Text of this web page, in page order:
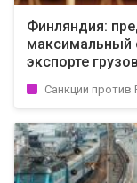
Финляндия:
максимальный
экспорте
Санкции против